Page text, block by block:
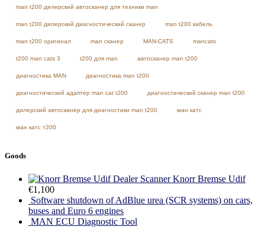
man t200 дилерский автосканер для техники man
man t200 дилерский диагностический сканер man t200 кабель
man t200 оригинал man сканер MAN-CATS mancats
t200 man cats 3 t200 для man автосканер man t200
диагностика MAN диагностика man t200
диагностический адаптер man cat t200 диагностический сканер man t200
дилерский автосканер для диагностики man t200 ман катс
ман катс т200
Goods
Dealer Scanner Knorr Bremse Udif
€1,100
Software shutdown of AdBlue urea (SCR systems) on cars,
buses and Euro 6 engines
MAN ECU Diagnostic Tool